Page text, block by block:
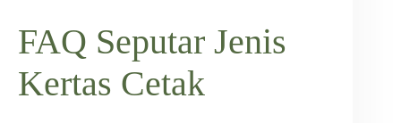
FAQ Seputar Jenis
Kertas Cetak